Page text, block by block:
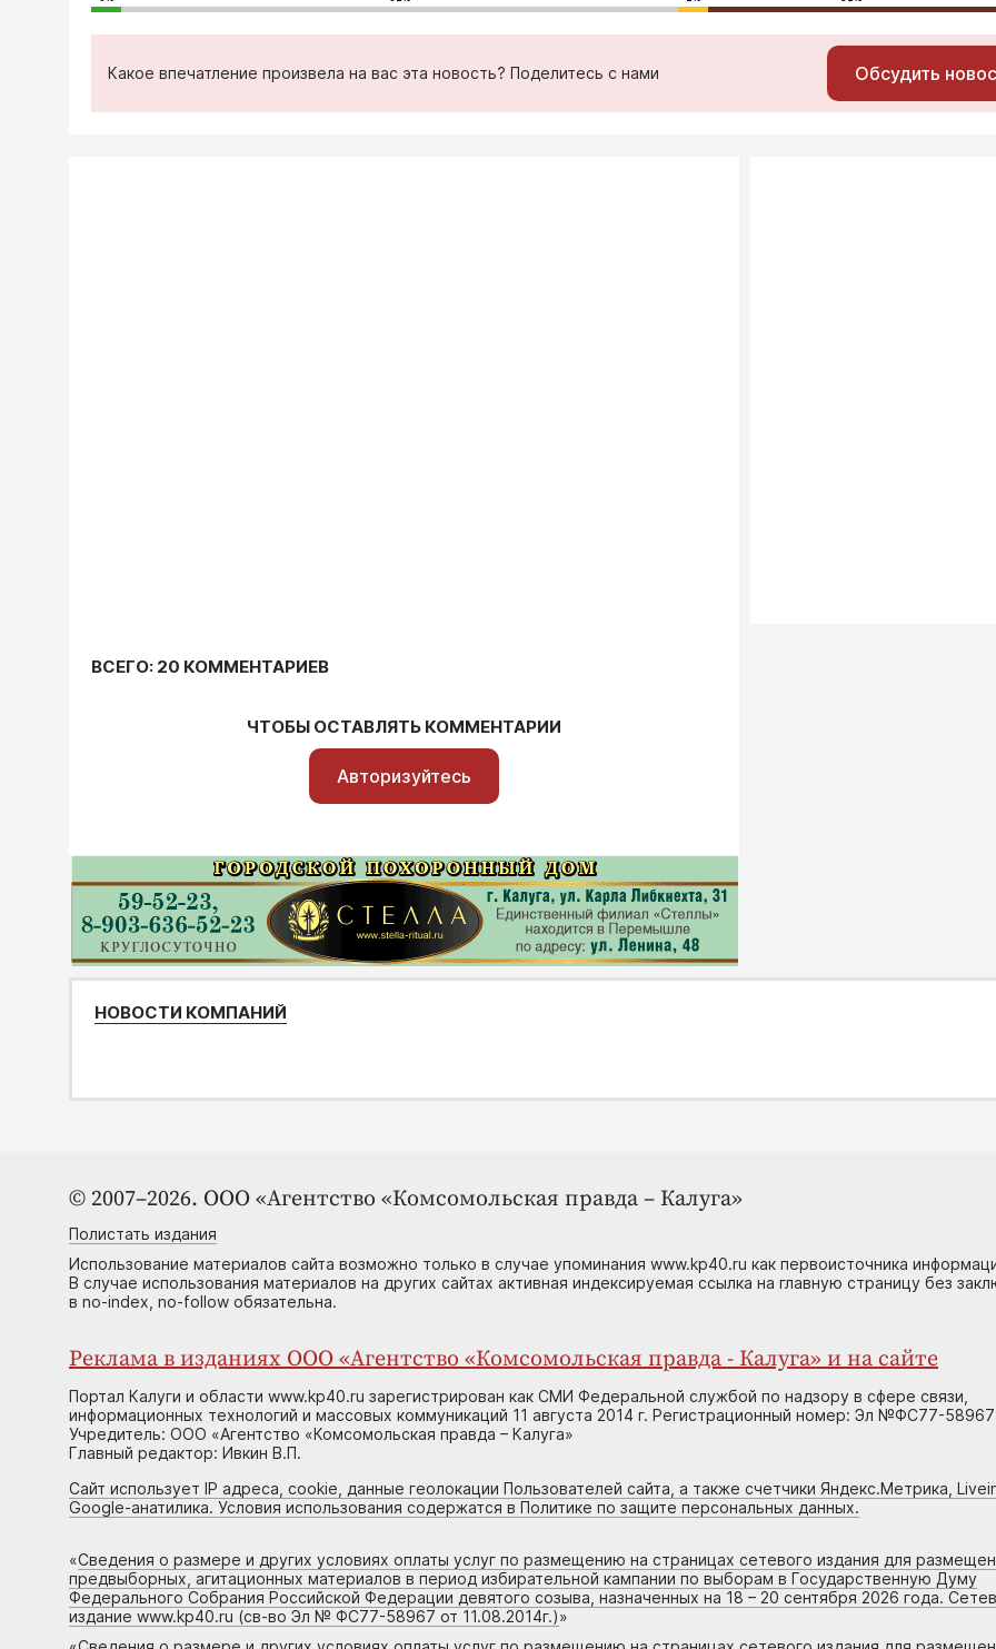
Какое впечатление произвела на вас эта новость? Поделитесь с нами Обсудить
ВСЕГО: 20 КОММЕНТАРИЕВ
ЧТОБЫ ОСТАВЛЯТЬ КОММЕНТАРИИ
Авторизуйтесь
НОВОСТИ КОМПАНИЙ
© 2007–2026. ООО «Агентство «Комсомольская правда – Калуга»
Полистать издания
Использование материалов сайта возможно только в случае упоминания www.kp40.ru как первоисточника
В случае использования материалов на других сайтах активная индексируемая ссылка на главную страницу без
в no-index, no-follow обязательна.
Реклама в изданиях ООО «Агентство «Комсомольская правда - Калуга» и на сайте
Портал Калуги и области www.kp40.ru зарегистрирован как СМИ Федеральной службой по надзору в сфере связи,
информационных технологий и массовых коммуникаций 11 августа 2014 г. Регистрационный номер: Эл №ФС77-58967
Учредитель: ООО «Агентство «Комсомольская правда – Калуга»
Главный редактор: Ивкин В.П.
Сайт использует IP адреса, cookie, данные геолокации Пользователей сайта, а также счетчики Яндекс.Метрика,
Google-анатилика. Условия использования содержатся в Политике по защите персональных данных.
«Сведения о размере и других условиях оплаты услуг по размещению на страницах сетевого издания для
предвыборных, агитационных материалов в период избирательной кампании по выборам в Государственную Думу
Федерального Собрания Российской Федерации девятого созыва, назначенных на 18 – 20 сентября 2026 года.
издание www.kp40.ru (св-во Эл № ФС77-58967 от 11.08.2014г.)»